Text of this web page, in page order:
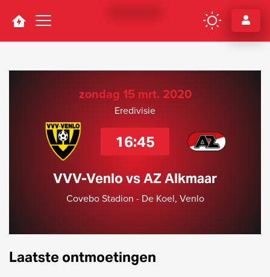
Navigation
zondag 15 mrt. 2020
Eredivisie
16:45
VVV-Venlo vs AZ Alkmaar
Covebo Stadion - De Koel, Venlo
Laatste ontmoetingen